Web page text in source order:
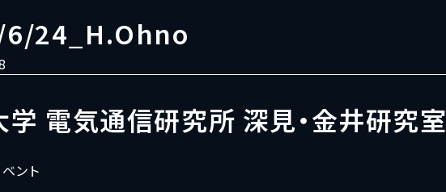
24_H.Ohno
学 電気通信研究所 深見・金井研究室
ント